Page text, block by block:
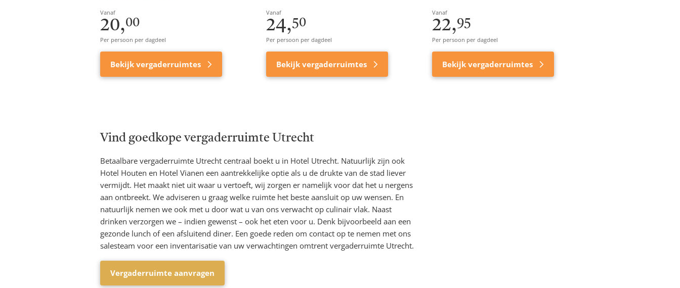
Vanaf
20,00
Per persoon per dagdeel
Bekijk vergaderruimtes
Vanaf
24,50
Per persoon per dagdeel
Bekijk vergaderruimtes
Vanaf
22,95
Per persoon per dagdeel
Bekijk vergaderruimtes
Vind goedkope vergaderruimte Utrecht
Betaalbare vergaderruimte Utrecht centraal boekt u in Hotel Utrecht. Natuurlijk zijn ook
Hotel Houten en Hotel Vianen een aantrekkelijke optie als u de drukte van de stad liever
vermijdt. Het maakt niet uit waar u vertoeft, wij zorgen er namelijk voor dat het u nergens
aan ontbreekt. We adviseren u graag welke ruimte het beste aansluit op uw wensen. En
natuurlijk nemen we ook met u door wat u van ons verwacht op culinair vlak. Naast
drinken verzorgen we – indien gewenst – ook het eten voor u. Denk bijvoorbeeld aan een
gezonde lunch of een afsluitend diner. Een goede reden om contact op te nemen met ons
salesteam voor een inventarisatie van uw verwachtingen omtrent vergaderruimte Utrecht.
Vergaderruimte aanvragen